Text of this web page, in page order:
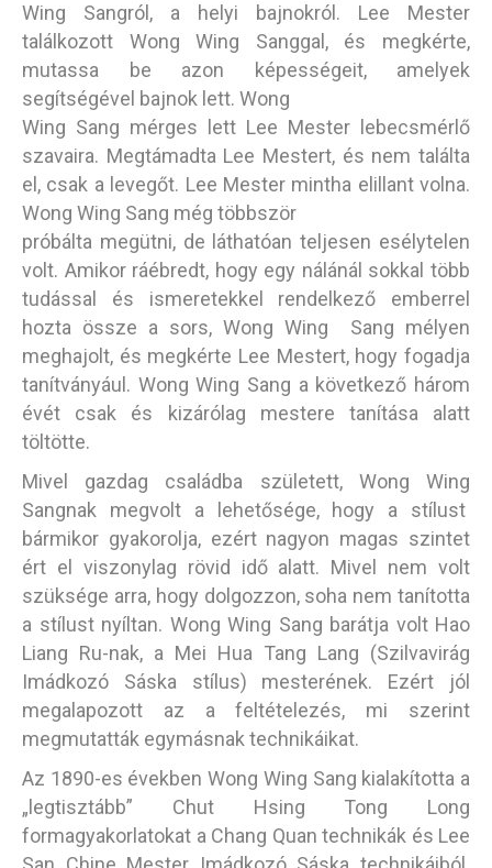
Wing Sangról, a helyi bajnokról. Lee Mester
találkozott Wong Wing Sanggal, és megkérte,
mutassa be azon képességeit, amelyek
segítségével bajnok lett. Wong
Wing Sang mérges lett Lee Mester lebecsmérlő
szavaira. Megtámadta Lee Mestert, és nem találta
el, csak a levegőt. Lee Mester mintha elillant volna.
Wong Wing Sang még többször
próbálta megütni, de láthatóan teljesen esélytelen
volt. Amikor ráébredt, hogy egy nálánál sokkal több
tudással és ismeretekkel rendelkező emberrel
hozta össze a sors, Wong Wing Sang mélyen
meghajolt, és megkérte Lee Mestert, hogy fogadja
tanítványául. Wong Wing Sang a következő három
évét csak és kizárólag mestere tanítása alatt
töltötte.
Mivel gazdag családba született, Wong Wing
Sangnak megvolt a lehetősége, hogy a stílust
bármikor gyakorolja, ezért nagyon magas szintet
ért el viszonylag rövid idő alatt. Mivel nem volt
szüksége arra, hogy dolgozzon, soha nem tanította
a stílust nyíltan. Wong Wing Sang barátja volt Hao
Liang Ru-nak, a Mei Hua Tang Lang (Szilvavirág
Imádkozó Sáska stílus) mesterének. Ezért jól
megalapozott az a feltételezés, mi szerint
megmutatták egymásnak technikáikat.
Az 1890-es években Wong Wing Sang kialakította a
„legtisztább” Chut Hsing Tong Long
formagyakorlatokat a Chang Quan technikák és Lee